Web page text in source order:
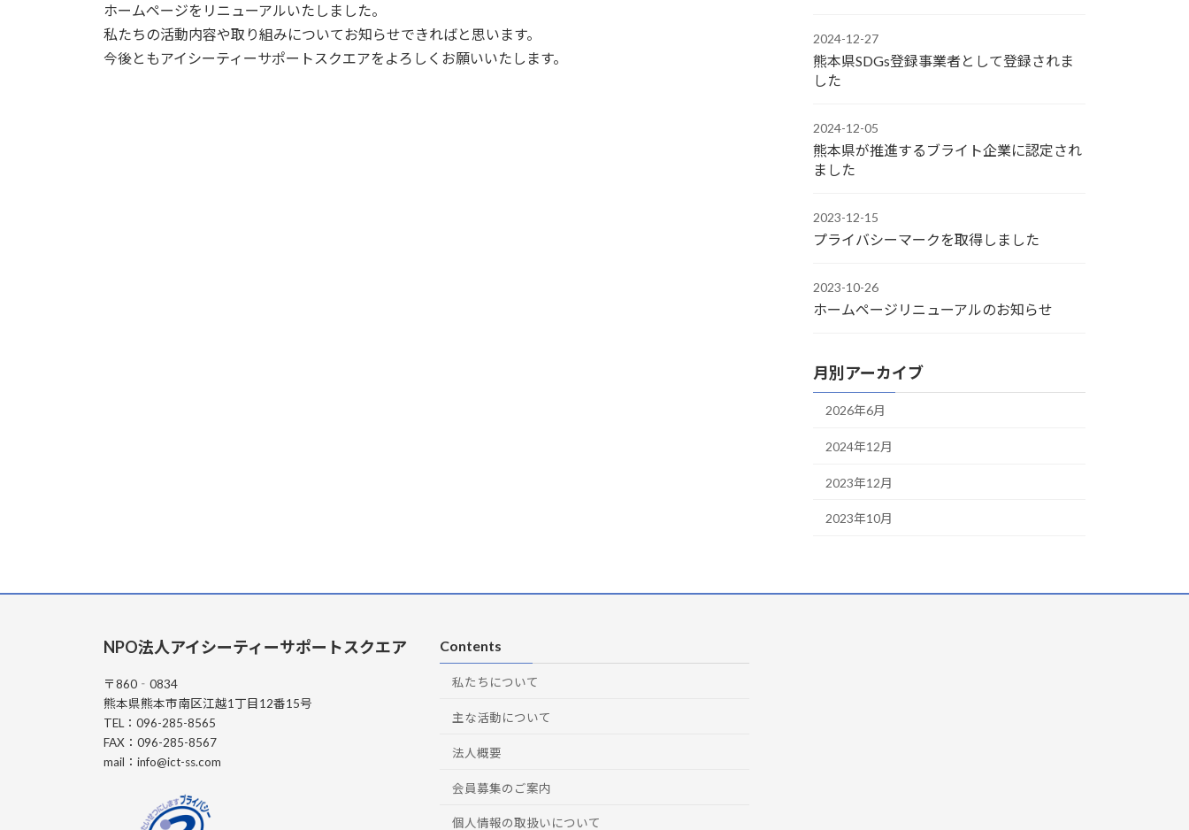
新
日
時
:
ホームページをリニューアルいたしました。
私たちの活動内容や取り組みについてお知らせできればと思います。
今後ともアイシーティーサポートスクエアをよろしくお願いいたします。
2024-12-27
熊本県SDGs登録事業者として登録されま
した
2024-12-05
熊本県が推進するブライト企業に認定され
ました
2023-12-15
プライバシーマークを取得しました
2023-10-26
ホームページリニューアルのお知らせ
月別アーカイブ
2026年6月
2024年12月
2023年12月
2023年10月
NPO法人アイシーティーサポートスクエア
〒860‐0834
熊本県熊本市南区江越1丁目12番15号
TEL：096-285-8565
FAX：096-285-8567
mail：info@ict-ss.com
Contents
私たちについて
主な活動について
法人概要
会員募集のご案内
個人情報の取扱いについて